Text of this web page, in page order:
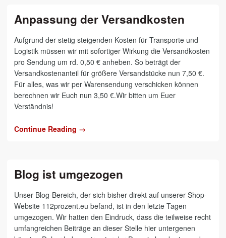
Anpassung der Versandkosten
Aufgrund der stetig steigenden Kosten für Transporte und
Logistik müssen wir mit sofortiger Wirkung die Versandkosten
pro Sendung um rd. 0,50 € anheben. So beträgt der
Versandkostenanteil für größere Versandstücke nun 7,50 €.
Für alles, was wir per Warensendung verschicken können
berechnen wir Euch nun 3,50 €.Wir bitten um Euer
Verständnis!
Continue Reading →
Blog ist umgezogen
Unser Blog-Bereich, der sich bisher direkt auf unserer Shop-
Website 112prozent.eu befand, ist in den letzte Tagen
umgezogen. Wir hatten den Eindruck, dass die teilweise recht
umfangreichen Beiträge an dieser Stelle hier untergenen